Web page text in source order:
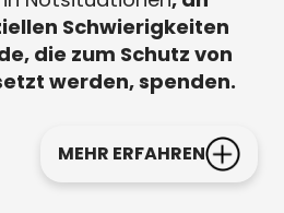
Schwierigkeiten
die zum Schutz von
werden, spenden.
MEHR ERFAHREN